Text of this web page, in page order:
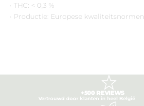
• THC: < 0,3 %
• Productie: Europese kwaliteitsnormen
+500 REVIEWS
Vertrouwd door klanten in heel België